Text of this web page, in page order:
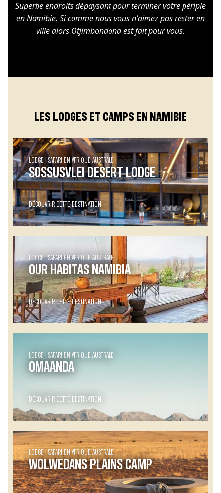
Superbe endroits dépaysant pour terminer votre périple
en Namibie. Si comme nous vous n’aimez pas rester en
ville alors Otjimbondona est fait pour vous.
LES LODGES ET CAMPS EN NAMIBIE
LODGE SAFARI EN AFRIQUE AUSTRALE
SOSSUSVLEI DESERT LODGE
DÉCOUVRIR CETTE DESTINATION
LODGE SAFARI EN AFRIQUE AUSTRALE
OUR HABITAS NAMIBIA
DÉCOUVRIR CETTE DESTINATION
LODGE SAFARI EN AFRIQUE AUSTRALE
OMAANDA
DÉCOUVRIR CETTE DESTINATION
LODGE SAFARI EN AFRIQUE AUSTRALE
WOLWEDANS PLAINS CAMP